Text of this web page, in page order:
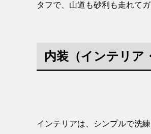
タフで、山道も砂利も走れて
内装（インテリア
インテリアは、シンプルで洗